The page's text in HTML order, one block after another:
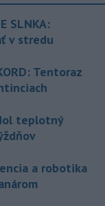
SLNKA:
v stredu
Tentoraz
teplotný
a robotika